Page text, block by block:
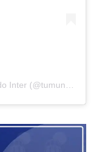
(@tumundointer)